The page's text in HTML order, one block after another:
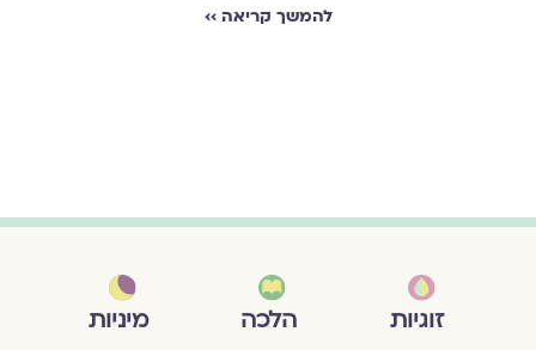
להמשך קריאה ››
זוגיות הלכה מיניות